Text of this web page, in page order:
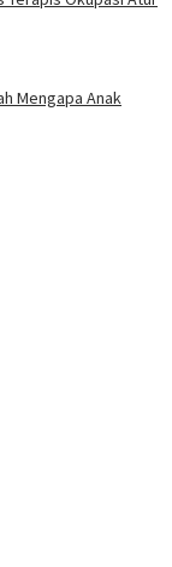
Mengapa Anak